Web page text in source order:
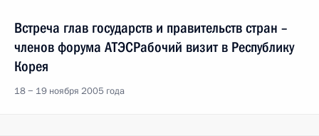
Встреча глав государств и правительств стран –
членов форума АТЭСРабочий визит в Республику
Корея
18 − 19 ноября 2005 года